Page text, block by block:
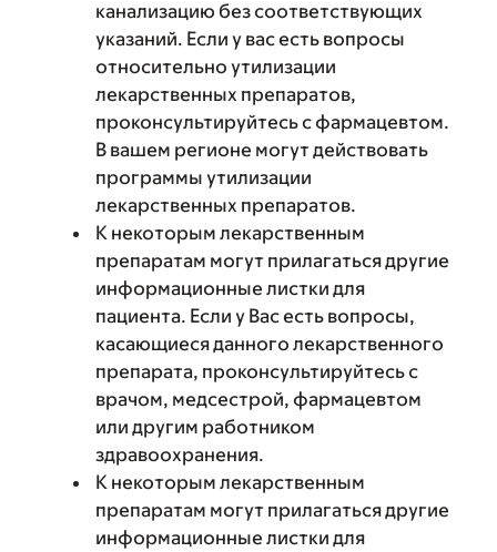
канализацию без соответствующих
указаний. Если у вас есть вопросы
относительно утилизации
лекарственных препаратов,
проконсультируйтесь с фармацевтом.
В вашем регионе могут действовать
программы утилизации
лекарственных препаратов.
К некоторым лекарственным
препаратам могут прилагаться другие
информационные листки для
пациента. Если у Вас есть вопросы,
касающиеся данного лекарственного
препарата, проконсультируйтесь с
врачом, медсестрой, фармацевтом
или другим работником
здравоохранения.
К некоторым лекарственным
препаратам могут прилагаться другие
информационные листки для